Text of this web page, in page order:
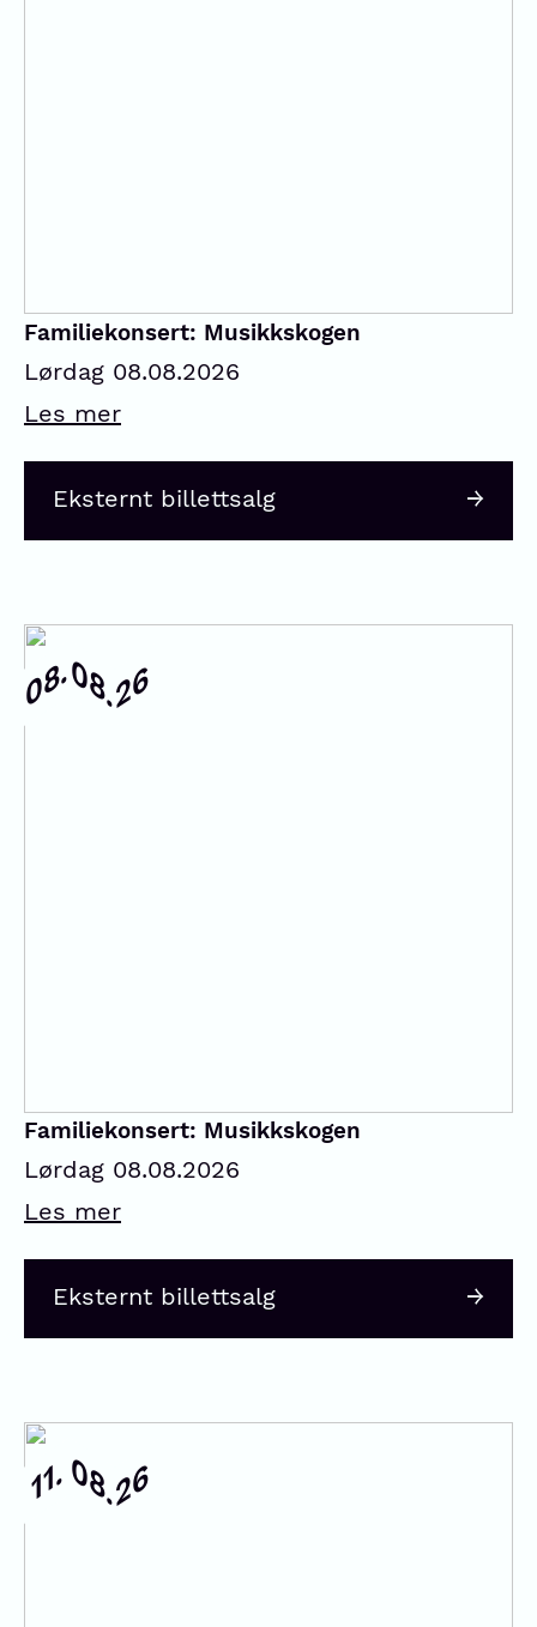
Familiekonsert: Musikkskogen
Lørdag 08.08.2026
Les mer
Eksternt billettsalg
08.08.26
Familiekonsert: Musikkskogen
Lørdag 08.08.2026
Les mer
Eksternt billettsalg
11.08.26